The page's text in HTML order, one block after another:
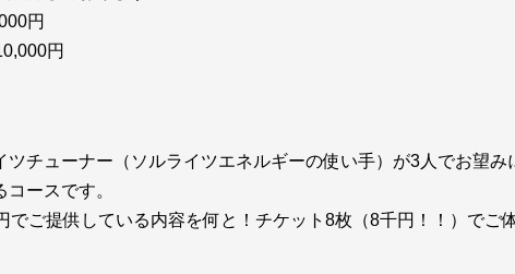
円
円
ツチューナー（ソルライツエネルギーの使い手）が3人でお望み
ースです。
でご提供している内容を何と！チケット8枚（8千円！！）でご